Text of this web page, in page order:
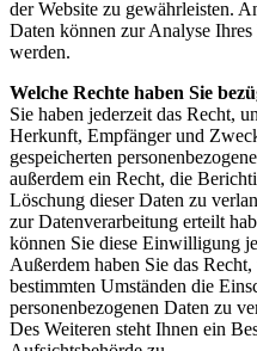
der Website zu gewährleisten.
Daten können zur Analyse
werden.
Welche Rechte haben Sie
Sie haben jederzeit das Recht,
Herkunft, Empfänger und
gespeicherten
außerdem ein Recht, die
Löschung dieser Daten zu
zur Datenverarbeitung erteilt
können Sie diese Einwilligung
Außerdem haben Sie das Recht,
bestimmten Umständen die
personenbezogenen Daten zu
Des Weiteren steht Ihnen ein